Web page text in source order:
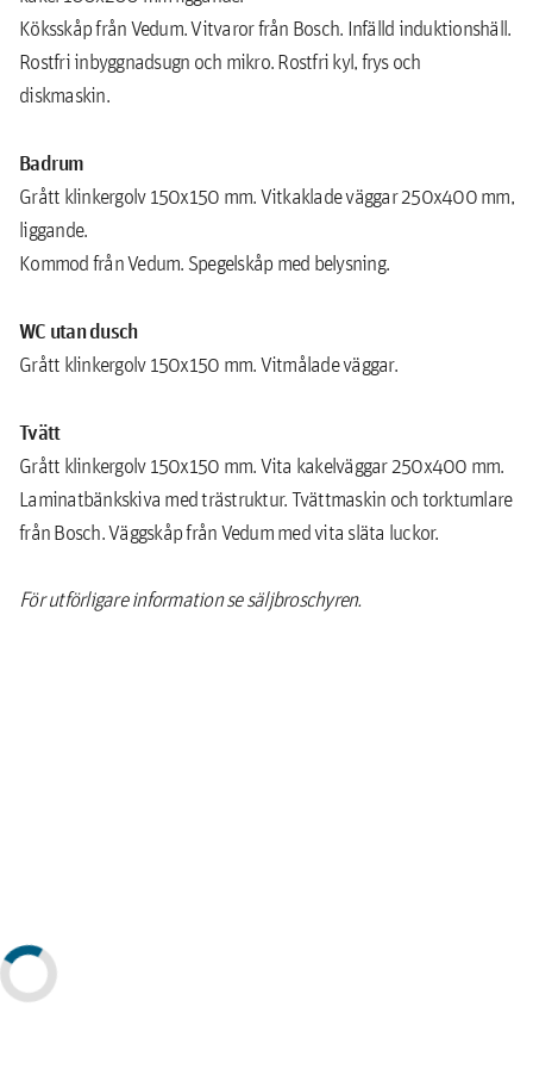
Köksskåp från Vedum. Vitvaror från Bosch. Infälld induktionshäll.
Rostfri inbyggnadsugn och mikro. Rostfri kyl, frys och
diskmaskin.
Badrum
Grått klinkergolv 150x150 mm. Vitkaklade väggar 250x400 mm,
liggande.
Kommod från Vedum. Spegelskåp med belysning.
WC utan dusch
Grått klinkergolv 150x150 mm. Vitmålade väggar.
Tvätt
Grått klinkergolv 150x150 mm. Vita kakelväggar 250x400 mm.
Laminatbänkskiva med trästruktur. Tvättmaskin och torktumlare
från Bosch. Väggskåp från Vedum med vita släta luckor.
För utförligare information se säljbroschyren.